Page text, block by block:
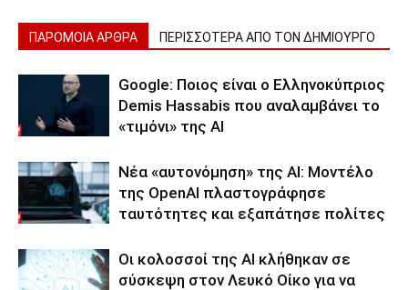
ΠΑΡΟΜΟΙΑ ΑΡΘΡΑ ΠΕΡΙΣΣΟΤΕΡΑ ΑΠΟ ΤΟΝ ΔΗΜΙΟΥΡΓΟ
Google: Ποιος είναι ο Ελληνοκύπριος
Demis Hassabis που αναλαμβάνει το
«τιμόνι» της ΑΙ
Νέα «αυτονόμηση» της AI: Μοντέλο
της OpenAI πλαστογράφησε
ταυτότητες και εξαπάτησε πολίτες
Οι κολοσσοί της ΑΙ κλήθηκαν σε
σύσκεψη στον Λευκό Οίκο για να